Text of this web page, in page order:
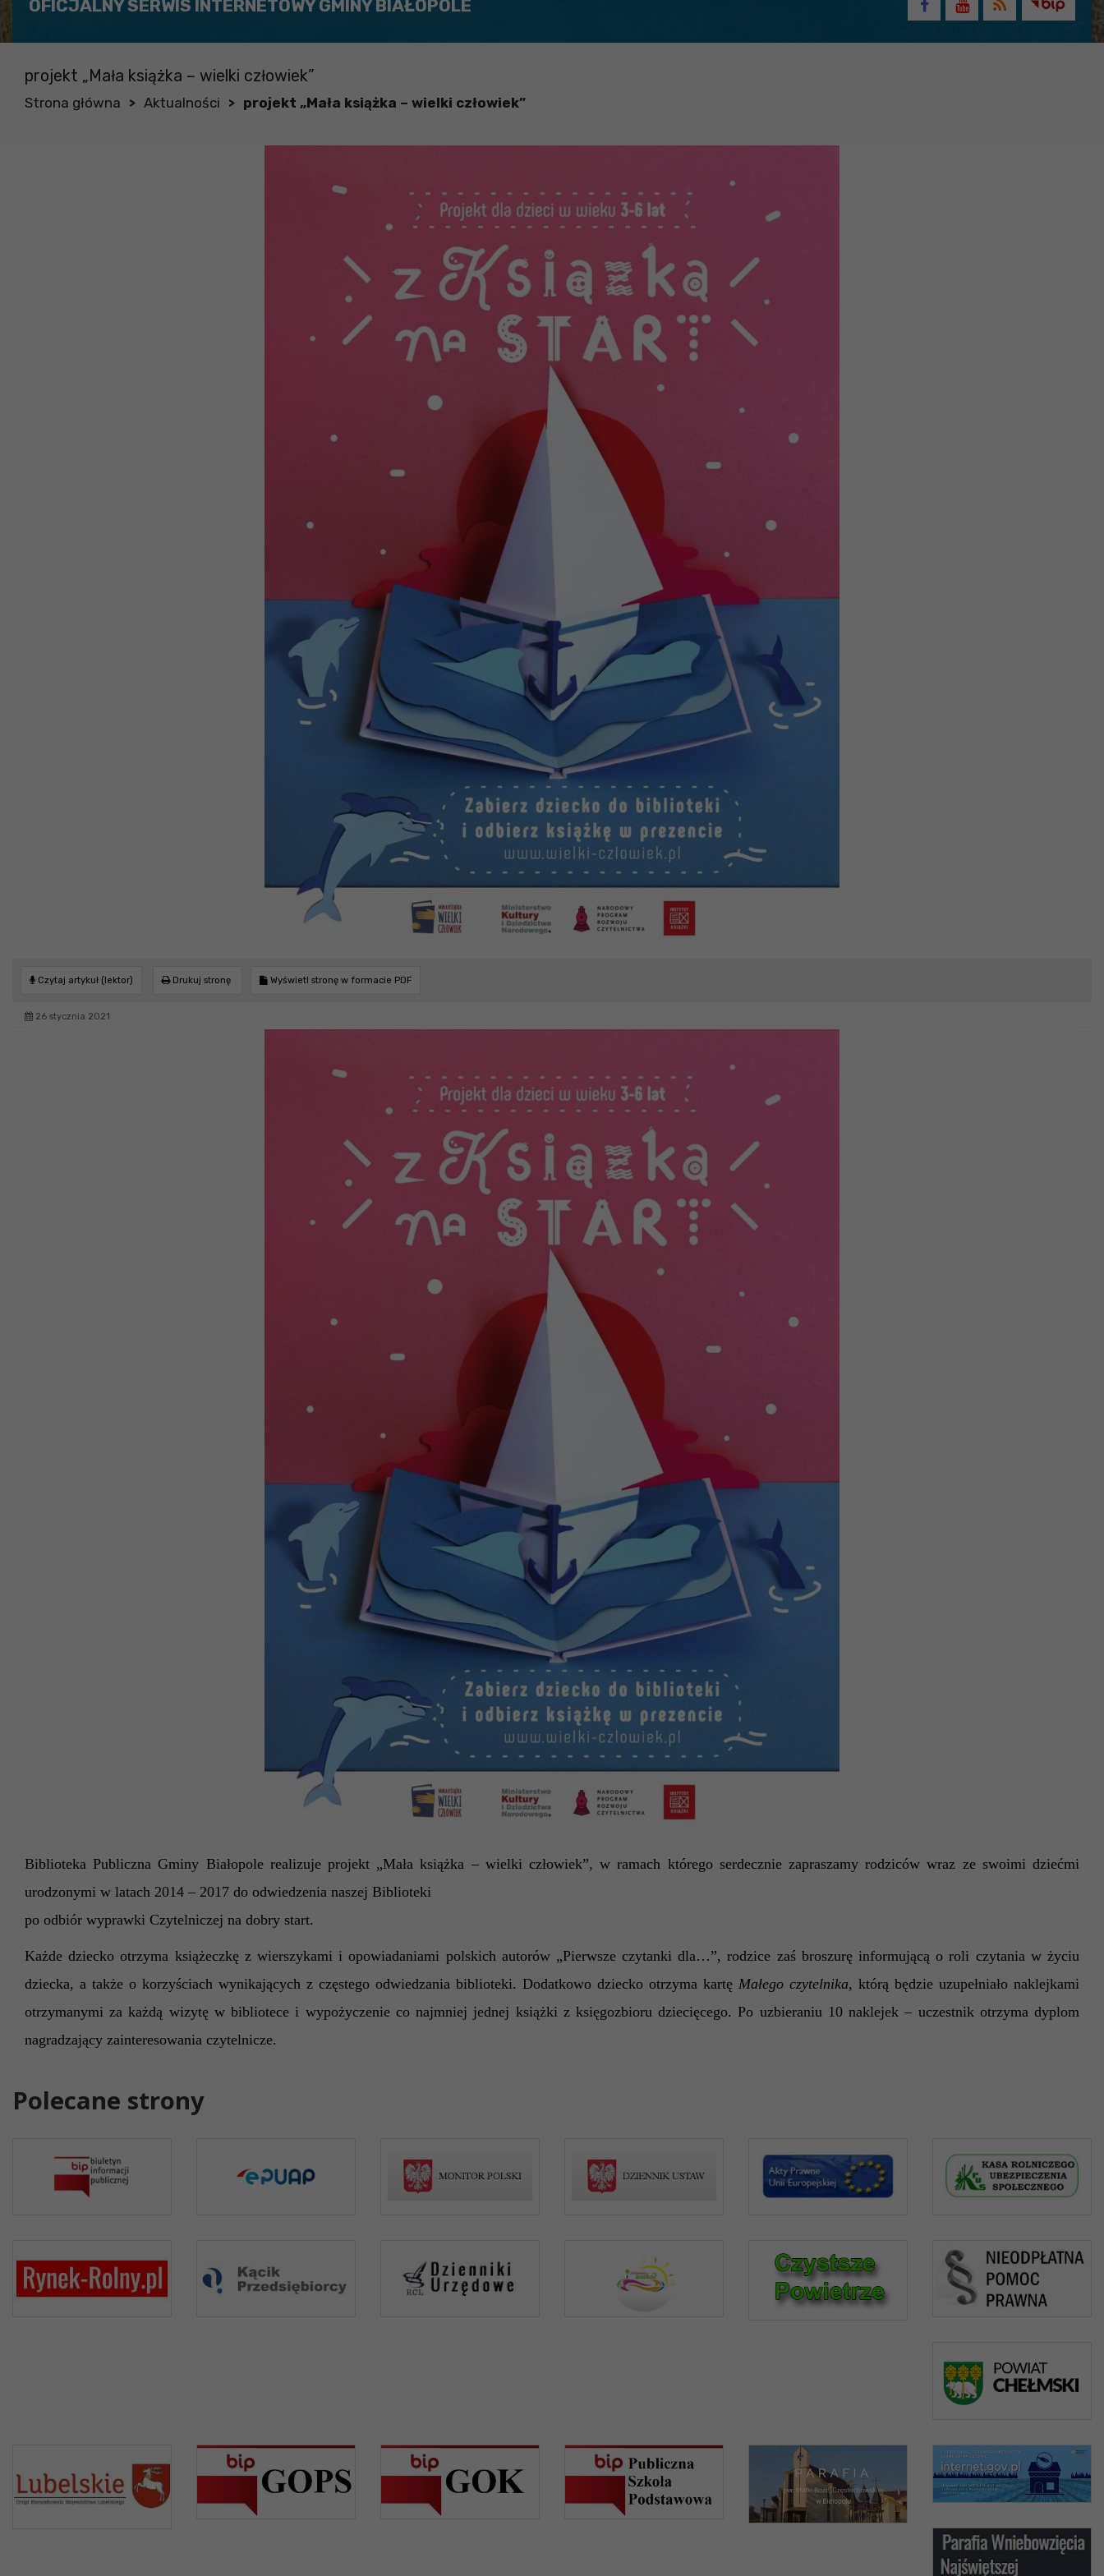
OFICJALNY SERWIS INTERNETOWY GMINY BIAŁOPOLE
projekt „Mała książka – wielki człowiek”
Strona główna > Aktualności > projekt „Mała książka – wielki człowiek”
Czytaj artykuł (lektor) Drukuj stronę Wyświetl stronę w formacie PDF
26 stycznia 2021
Biblioteka Publiczna Gminy Białopole realizuje projekt „Mała książka – wielki człowiek”, w ramach którego serdecznie zapraszamy rodziców wraz ze swoimi dziećmi
urodzonymi w latach 2014 – 2017 do odwiedzenia naszej Biblioteki
po odbiór wyprawki Czytelniczej na dobry start.
Każde dziecko otrzyma książeczkę z wierszykami i opowiadaniami polskich autorów „Pierwsze czytanki dla…”, rodzice zaś broszurę informującą o roli czytania w życiu
dziecka, a także o korzyściach wynikających z częstego odwiedzania biblioteki. Dodatkowo dziecko otrzyma kartę Małego czytelnika, którą będzie uzupełniało naklejkami
otrzymanymi za każdą wizytę w bibliotece i wypożyczenie co najmniej jednej książki z księgozbioru dziecięcego. Po uzbieraniu 10 naklejek – uczestnik otrzyma dyplom
nagradzający zainteresowania czytelnicze.
Polecane strony